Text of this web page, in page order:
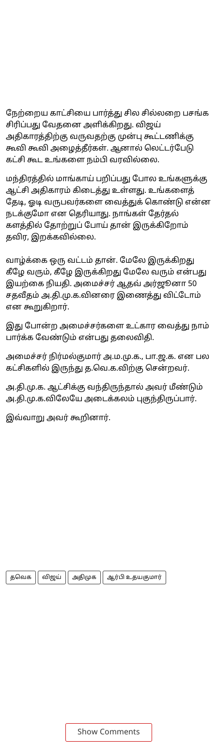
நேற்றைய காட்சியை பார்த்து சில சில்லறை பசங்க
சிரிப்பது வேதனை அளிக்கிறது. விஜய்
அதிகாரத்திற்கு வருவதற்கு முன்பு கூட்டணிக்கு
கூவி கூவி அழைத்தீர்கள். ஆனால் லெட்டர்பேடு
கட்சி கூட உங்களை நம்பி வரவில்லை.
மந்திரத்தில் மாங்காய் பறிப்பது போல உங்களுக்கு
ஆட்சி அதிகாரம் கிடைத்து உள்ளது. உங்களைத்
தேடி, ஓடி வருபவர்களை வைத்துக் கொண்டு என்ன
நடக்குமோ என தெரியாது. நாங்கள் தேர்தல்
களத்தில் தோற்றுப் போய் தான் இருக்கிறோம்
தவிர, இறக்கவில்லை.
வாழ்க்கை ஒரு வட்டம் தான். மேலே இருக்கிறது
கீழே வரும், கீழே இருக்கிறது மேலே வரும் என்பது
இயற்கை நியதி. அமைச்சர் ஆதவ் அர்ஜூனா 50
சதவீதம் அ.தி.மு.க.வினரை இணைத்து விட்டோம்
என கூறுகிறார்.
இது போன்ற அமைச்சர்களை உட்கார வைத்து நாம்
பார்க்க வேண்டும் என்பது தலைவிதி.
அமைச்சர் நிர்மல்குமார் அ.ம.மு.க., பா.ஜ.க. என பல
கட்சிகளில் இருந்து த.வெ.க.விற்கு சென்றவர்.
அ.தி.மு.க. ஆட்சிக்கு வந்திருந்தால் அவர் மீண்டும்
அ.தி.மு.க.விலேயே அடைக்கலம் புகுந்திருப்பார்.
இவ்வாறு அவர் கூறினார்.
தவெக விஜய் அதிமுக ஆர்பி உதயகுமார்
Show Comments